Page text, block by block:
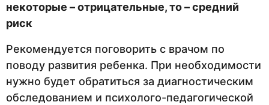
некоторые – отрицательные, то – средний
риск
Рекомендуется поговорить с врачом по
поводу развития ребенка. При необходимости
нужно будет обратиться за диагностическим
обследованием и психолого-педагогической